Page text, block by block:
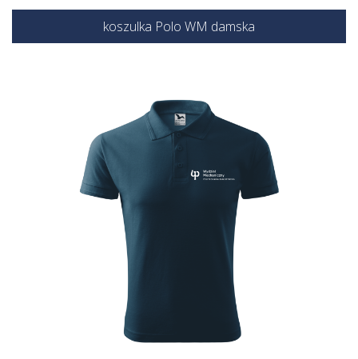
koszulka Polo WM damska